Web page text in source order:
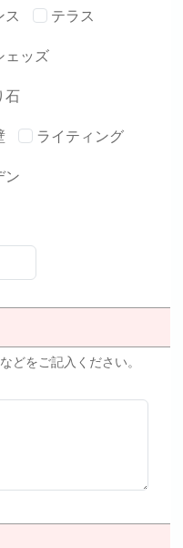
ス
テラス
ェッズ
石
ライティング
ン
どをご記入ください。